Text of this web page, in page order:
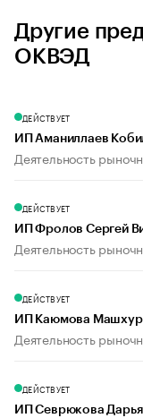
Другие
ОКВЭД
ДЕЙСТВУЕТ
ИП Аманиллаев
Деятельность
ДЕЙСТВУЕТ
ИП Фролов Сергей
Деятельность
ДЕЙСТВУЕТ
ИП Каюмова
Деятельность
ДЕЙСТВУЕТ
ИП Севрюкова Дарья